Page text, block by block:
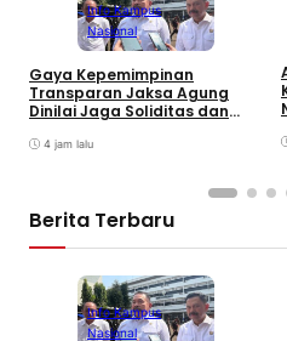
Info Kampus
Nasional
Gaya Kepemimpinan
Transparan Jaksa Agung
Dinilai Jaga Soliditas dan
Adhyaksa
4 jam lalu
Berita Terbaru
Info Kampus
Nasional